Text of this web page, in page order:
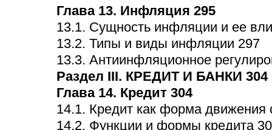
Глава 13. Инфляция 295
13.1. Сущность инфляции и ее
13.2. Типы и виды инфляции 297
13.3. Антиинфляционное
Раздел III. КРЕДИТ И БАНКИ 304
Глава 14. Кредит 304
14.1. Кредит как форма движения
14.2. Функции и формы кредита